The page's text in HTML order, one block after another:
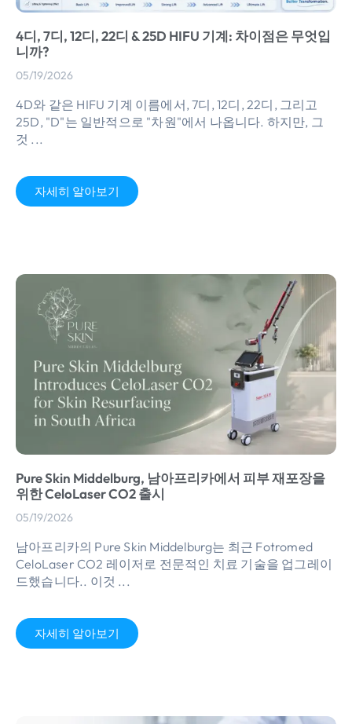
4디, 7디, 12디, 22디 & 25D HIFU 기계: 차이점은 무엇입
니까?
05/19/2026
4D와 같은 HIFU 기계 이름에서, 7디, 12디, 22디, 그리고
25D, "D"는 일반적으로 "차원"에서 나옵니다. 하지만, 그
것 ...
자세히 알아보기
Pure Skin Middelburg, 남아프리카에서 피부 재포장을
위한 CeloLaser CO2 출시
05/19/2026
남아프리카의 Pure Skin Middelburg는 최근 Fotromed
CeloLaser CO2 레이저로 전문적인 치료 기술을 업그레이
드했습니다.. 이것 ...
자세히 알아보기